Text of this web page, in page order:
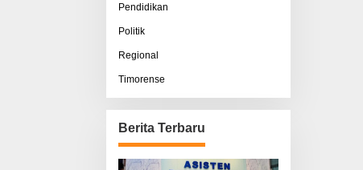
Pendidikan
Politik
Regional
Timorense
Berita Terbaru